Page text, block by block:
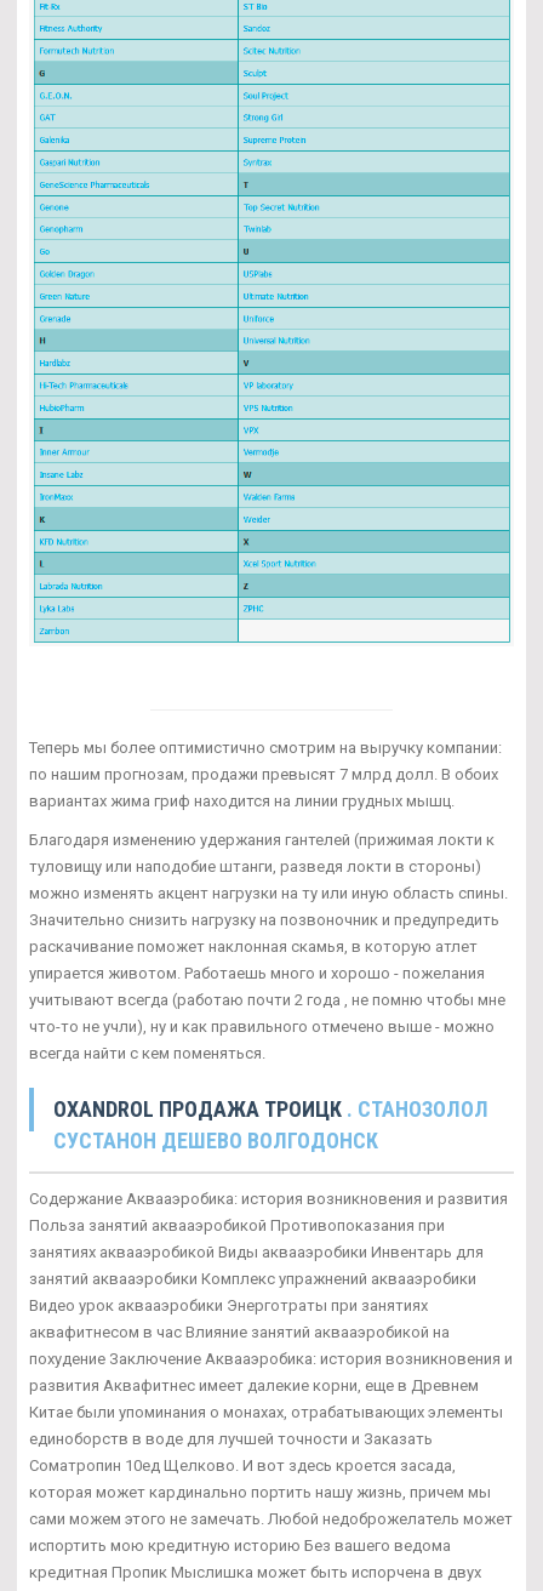
Теперь мы более оптимистично смотрим на выручку компании:
по нашим прогнозам, продажи превысят 7 млрд долл. В обоих
вариантах жима гриф находится на линии грудных мышц.
Благодаря изменению удержания гантелей (прижимая локти к
туловищу или наподобие штанги, разведя локти в стороны)
можно изменять акцент нагрузки на ту или иную область спины.
Значительно снизить нагрузку на позвоночник и предупредить
раскачивание поможет наклонная скамья, в которую атлет
упирается животом. Работаешь много и хорошо - пожелания
учитывают всегда (работаю почти 2 года , не помню чтобы мне
что-то не учли), ну и как правильного отмечено выше - можно
всегда найти с кем поменяться.
OXANDROL ПРОДАЖА ТРОИЦК . СТАНОЗОЛОЛ
СУСТАНОН ДЕШЕВО ВОЛГОДОНСК
Содержание Аквааэробика: история возникновения и развития
Польза занятий аквааэробикой Противопоказания при
занятиях аквааэробикой Виды аквааэробики Инвентарь для
занятий аквааэробики Комплекс упражнений аквааэробики
Видео урок аквааэробики Энерготраты при занятиях
аквафитнесом в час Влияние занятий аквааэробикой на
похудение Заключение Аквааэробика: история возникновения и
развития Аквафитнес имеет далекие корни, еще в Древнем
Китае были упоминания о монахах, отрабатывающих элементы
единоборств в воде для лучшей точности и Заказать
Cоматропин 10ед Щелково. И вот здесь кроется засада,
которая может кардинально портить нашу жизнь, причем мы
сами можем этого не замечать. Любой недоброжелатель может
испортить мою кредитную историю Без вашего ведома
кредитная Пропик Мыслишка может быть испорчена в двух